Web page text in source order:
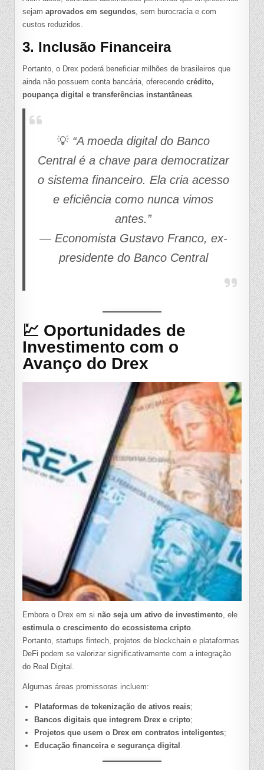
sejamaprovados em segundos, sem burocracia e com
custos reduzidos.
3. Inclusão Financeira
Portanto, o Drex poderá beneficiar milhões de brasileiros que
ainda não possuem conta bancária, oferecendocrédito,
poupança digital e transferências instantâneas
💡 “A moeda digital do Banco
Central é a chave para democratizar
o sistema financeiro. Ela cria acesso
e eficiência como nunca vimos
antes.”
— Economista Gustavo Franco, ex-
presidente do Banco Central
💹 Oportunidades de
Investimento com o
Avanço do Drex
Embora o Drex em si não seja um ativo de investimento, ele
estimula o crescimento do ecossistema cripto.
Portanto, startups fintech, projetos de blockchain e plataformas
DeFi podem se valorizar significativamente com a integração
do Real Digital.
Algumas áreas promissoras incluem:
Plataformas de tokenização de ativos reais;
Bancos digitais que integrem Drex e cripto;
Projetos que usem o Drex em contratos inteligentes;
Educação financeira e segurança digital .